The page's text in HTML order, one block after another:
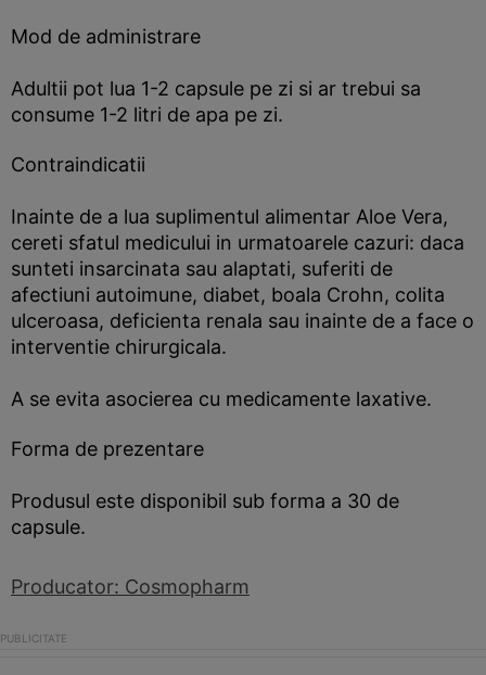
Mod de administrare
Adultii pot lua 1-2 capsule pe zi si ar trebui sa
consume 1-2 litri de apa pe zi.
Contraindicatii
Inainte de a lua suplimentul alimentar Aloe Vera,
cereti sfatul medicului in urmatoarele cazuri: daca
sunteti insarcinata sau alaptati, suferiti de
afectiuni autoimune, diabet, boala Crohn, colita
ulceroasa, deficienta renala sau inainte de a face o
interventie chirurgicala.
A se evita asocierea cu medicamente laxative.
Forma de prezentare
Produsul este disponibil sub forma a 30 de
capsule.
Producator: Cosmopharm